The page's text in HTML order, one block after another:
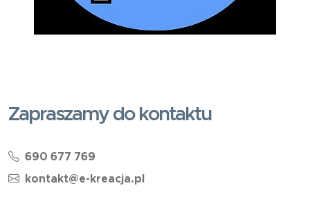
Zapraszamy do kontaktu
690 677 769
kontakt@e-kreacja.pl